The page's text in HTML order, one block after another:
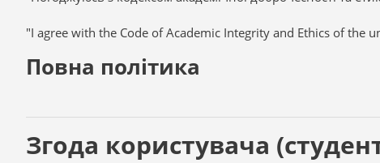
"I agree with the Code of Academic Integrity and Ethics of the
Повна політика
Згода користувача